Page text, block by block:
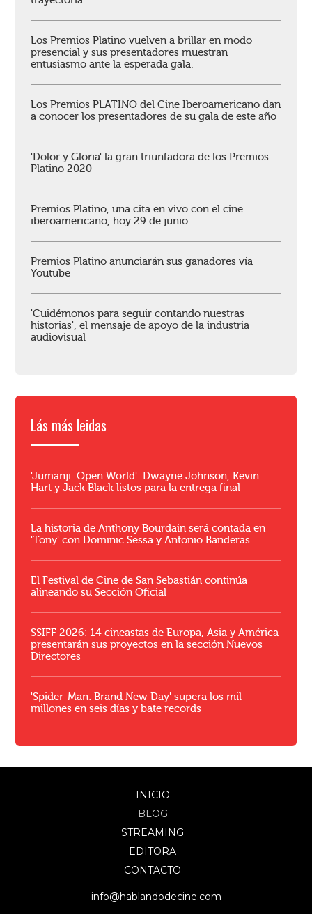
Los Premios Platino vuelven a brillar en modo
presencial y sus presentadores muestran
entusiasmo ante la esperada gala.
Los Premios PLATINO del Cine Iberoamericano dan
a conocer los presentadores de su gala de este año
'Dolor y Gloria' la gran triunfadora de los Premios
Platino 2020
Premios Platino, una cita en vivo con el cine
iberoamericano, hoy 29 de junio
Premios Platino anunciarán sus ganadores vía
Youtube
'Cuidémonos para seguir contando nuestras
historias', el mensaje de apoyo de la industria
audiovisual
Lás más leidas
'Jumanji: Open World': Dwayne Johnson, Kevin
Hart y Jack Black listos para la entrega final
La historia de Anthony Bourdain será contada en
'Tony' con Dominic Sessa y Antonio Banderas
El Festival de Cine de San Sebastián continúa
alineando su Sección Oficial
SSIFF 2026: 14 cineastas de Europa, Asia y América
presentarán sus proyectos en la sección Nuevos
Directores
'Spider-Man: Brand New Day' supera los mil
millones en seis días y bate records
INICIO
BLOG
STREAMING
EDITORA
CONTACTO
info@hablandodecine.com